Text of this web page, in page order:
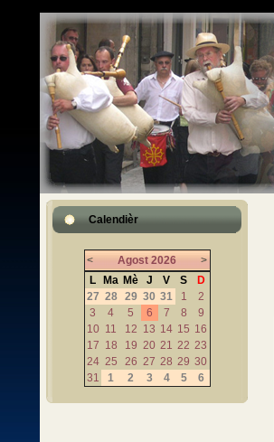
Calendièr
< Agost 2026
>
L
Ma Mè J V S
D
27 28 29 30 31 1
2
3
4 5 6 7 8
9
10 11 12 13 14 15 16
17 18 19 20 21 22 23
24 25 26 27 28 29 30
31
1 2 3 4 5 6